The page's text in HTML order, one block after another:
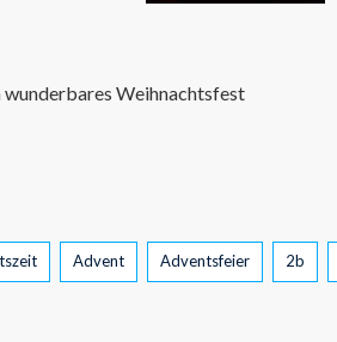
Weihnachtsfest
Advent Adventsfeier 2b